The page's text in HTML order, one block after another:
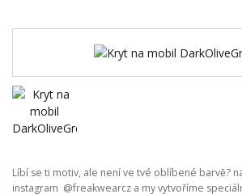
Líbí se ti motiv, ale není ve tvé oblíbené barvě?
instagram @freakwearcz a my vytvoříme